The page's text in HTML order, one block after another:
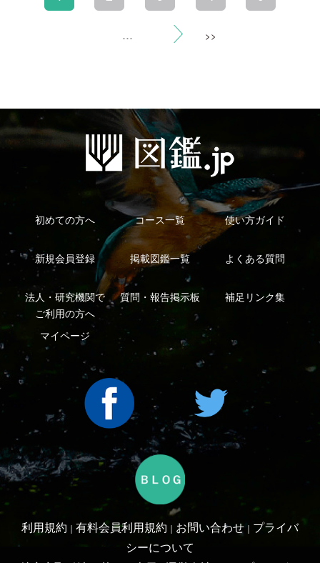
利用規約｜有料会員利用規約 ｜お問い合わせ｜プライバ
運営会社
インプレスグル
Copyright ©2016 Yama-kei Publishers co.,Ltd.
An impress Group Company. All rights reserved.